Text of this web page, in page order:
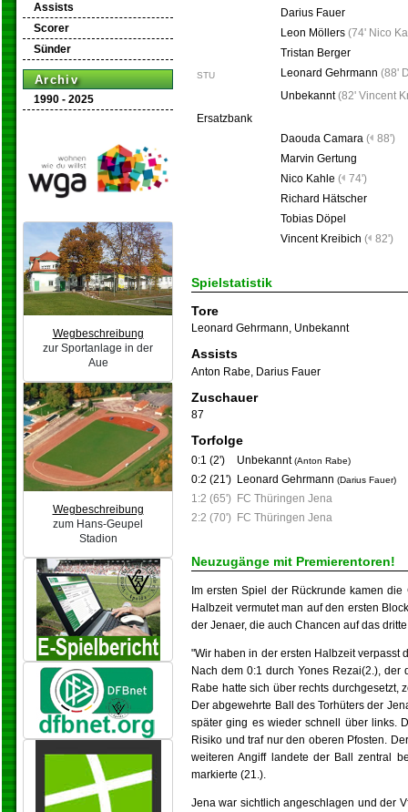
Assists
Scorer
Sünder
Archiv
1990 - 2025
Wegbeschreibung
zur Sportanlage in der
Aue
Wegbeschreibung
zum Hans-Geupel
Stadion
Darius Fauer
Leon Möllers (74' Nico
Tristan Berger
STU Leonard Gehrmann (88'
Unbekannt (82' Vincent
Ersatzbank
Daouda Camara ( 88')
Marvin Gertung
Nico Kahle ( 74')
Richard Hätscher
Tobias Döpel
Vincent Kreibich ( 82')
Spielstatistik
Tore
Leonard Gehrmann, Unbekannt
Assists
Anton Rabe Darius Fauer
Zuschauer
87
Torfolge
0:1 (2') Unbekannt(Anton Rabe)
0:2 (21') Leonard Gehrmann (Darius Fauer)
1:2 (65') FC Thüringen Jena
2:2 (70') FC Thüringen Jena
Neuzugänge mit Premierentoren!
Im ersten Spiel der Rückrunde kamen
Halbzeit vermutet man auf den ersten
der Jenaer, die auch Chancen auf das
"Wir haben in der ersten Halbzeit verpasst
Nach dem 0:1 durch Yones Rezai(2.),
Rabe hatte sich über rechts durchgesetzt,
Der abgewehrte Ball des Torhüters der
später ging es wieder schnell über links.
Risiko und traf nur den oberen Pfosten.
weiteren Angiff landete der Ball zentral
markierte (21.).
Jena war sichtlich angeschlagen und der